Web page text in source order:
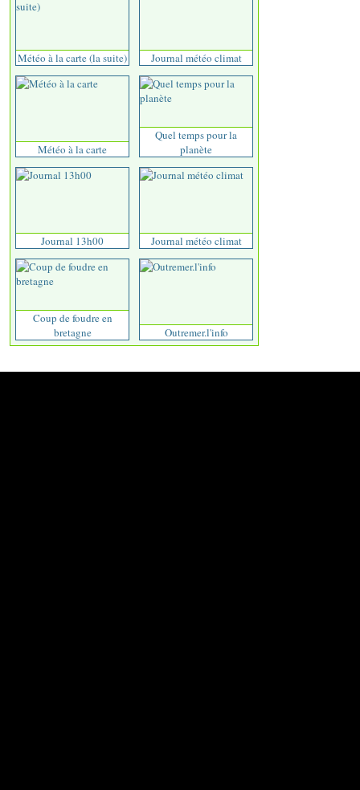
Météo à la carte (la suite) Journal météo climat
Météo à la carte
Quel temps pour la
planète
Journal 13h00 Journal météo climat
Coup de foudre en
bretagne
Outremer.l'info